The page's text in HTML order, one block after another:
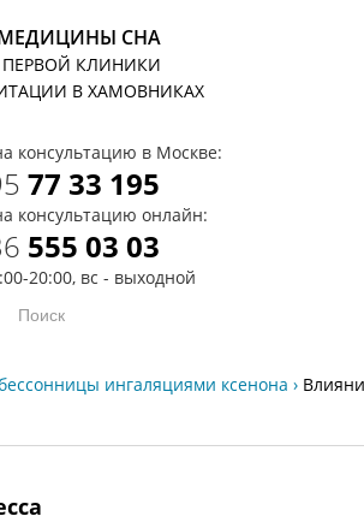
СНА
ПЕРВОЙ КЛИНИКИ
В ХАМОВНИКАХ
консультацию в Москве:
77 33 195
консультацию онлайн:
555 03 03
20:00, вс - выходной
ингаляциями ксенона ›